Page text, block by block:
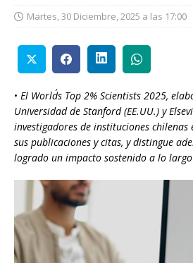
Martes, 30 Diciembre, 2025 a las 17:00
• El World´s Top 2% Scientists 2025,
Universidad de Stanford (EE.UU.) y
investigadores de instituciones chilenas
sus publicaciones y citas, y distingue
logrado un impacto sostenido a lo